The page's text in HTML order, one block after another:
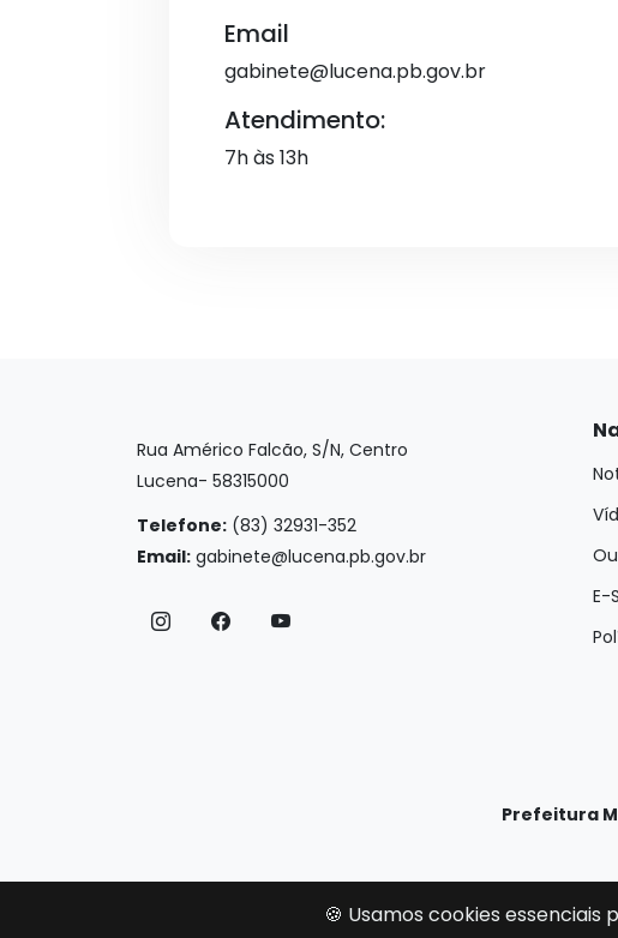
Email
gabinete@lucena.pb.gov.br
Atendimento:
7h às 13h
Rua Américo Falcão, S/N, Centro
Lucena- 58315000
Telefone: (83) 32931-352
Email: gabinete@lucena.pb.gov.br
E-
Prefeitura
🍪 Usamos cookies